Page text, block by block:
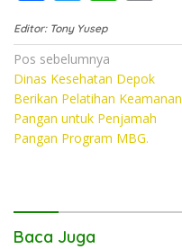
ac
e
b
o
o
w
itt
er
at
s
A
p
p
y
Li
n
Editor: Tony Yusep
Navigasi
pos
Pos sebelumnya
Dinas Kesehatan Depok
Berikan Pelatihan Keamanan
Pangan untuk Penjamah
Pangan Program MBG.
Baca Juga